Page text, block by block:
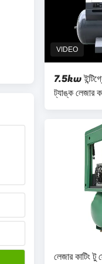
7.5kw
ট্যাঙ্ক লেজার
লেজার কাটিং টু